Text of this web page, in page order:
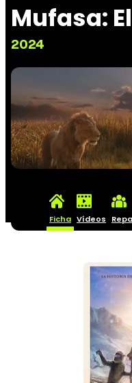
Mufasa:
2024
Ficha Vídeos